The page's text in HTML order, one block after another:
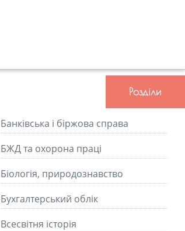
Розділи
Банківська і біржова справа
БЖД та охорона праці
Біологія, природознавство
Бухгалтерський облік
Всесвітня історія